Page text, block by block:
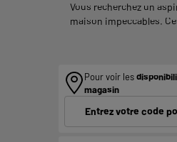
Vous recherchez un
maison impeccables.
Pour voir les
magasin
Entrez votre code